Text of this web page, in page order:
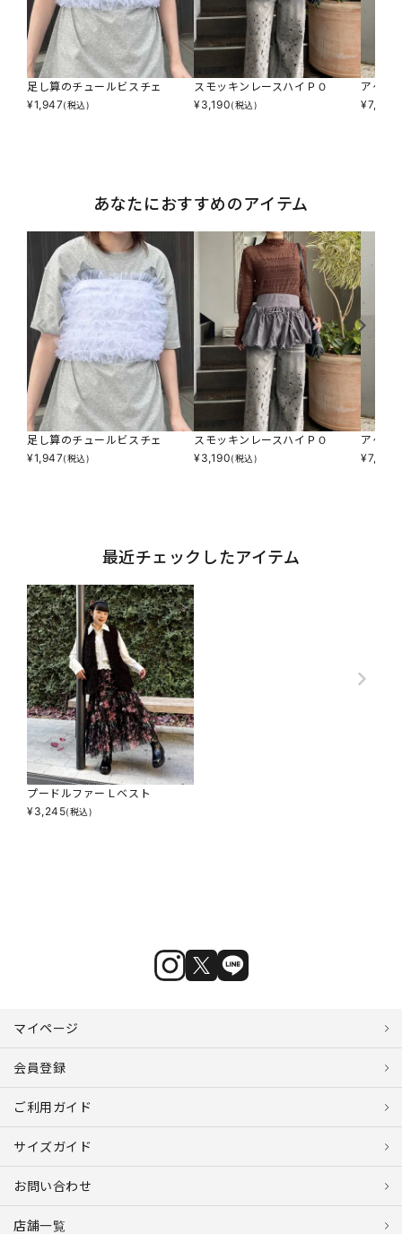
足し算のチュールビスチェ
¥1,947(税込)
スモッキンレースハイＰＯ
¥3,190(税込)
アゲサ
¥7,590
あなたにおすすめのアイテム
足し算のチュールビスチェ
¥1,947(税込)
スモッキンレースハイＰＯ
¥3,190(税込)
アゲサ
¥7,590
最近チェックしたアイテム
プードルファーＬベスト
¥3,245(税込)
マイページ
会員登録
ご利用ガイド
サイズガイド
お問い合わせ
店舗一覧